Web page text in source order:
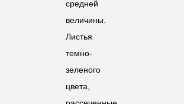
средней
величины.
Листья
темно-
зеленого
цвета,